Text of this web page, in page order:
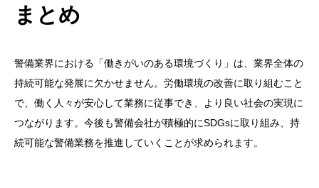
まとめ
警備業界における「働きがいのある環境づくり」は、業界全体の
持続可能な発展に欠かせません。労働環境の改善に取り組むこと
で、働く人々が安心して業務に従事でき、より良い社会の実現に
つながります。今後も警備会社が積極的にSDGsに取り組み、持
続可能な警備業務を推進していくことが求められます。